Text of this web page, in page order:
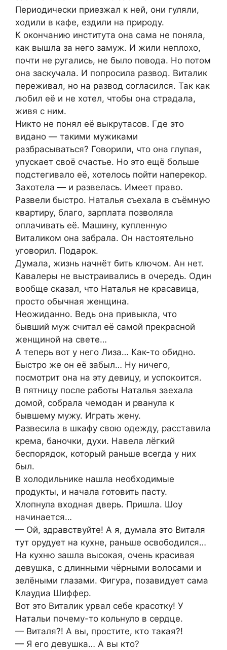
Периодически приезжал к ней, они гуляли,
ходили в кафе, ездили на природу.
К окончанию института она сама не поняла,
как вышла за него замуж. И жили неплохо,
почти не ругались, не было повода. Но потом
она заскучала. И попросила развод. Виталик
переживал, но на развод согласился. Так как
любил её и не хотел, чтобы она страдала,
живя с ним.
Никто не понял её выкрутасов. Где это
видано — такими мужиками
разбрасываться? Говорили, что она глупая,
упускает своё счастье. Но это ещё больше
подстегивало её, хотелось пойти наперекор.
Захотела — и развелась. Имеет право.
Развели быстро. Наталья съехала в съёмную
квартиру, благо, зарплата позволяла
оплачивать её. Машину, купленную
Виталиком она забрала. Он настоятельно
уговорил. Подарок.
Думала, жизнь начнёт бить ключом. Ан нет.
Кавалеры не выстраивались в очередь. Один
вообще сказал, что Наталья не красавица,
просто обычная женщина.
Неожиданно. Ведь она привыкла, что
бывший муж считал её самой прекрасной
женщиной на свете…
А теперь вот у него Лиза… Как-то обидно.
Быстро же он её забыл… Ну ничего,
посмотрит она на эту девицу, и успокоится.
В пятницу после работы Наталья заехала
домой, собрала чемодан и рванула к
бывшему мужу. Играть жену.
Развесила в шкафу свою одежду, расставила
крема, баночки, духи. Навела лёгкий
беспорядок, который раньше всегда у них
был.
В холодильнике нашла необходимые
продукты, и начала готовить пасту.
Хлопнула входная дверь. Пришла. Шоу
начинается…
— Ой, здравствуйте! А я, думала это Виталя
тут орудует на кухне, раньше освободился…
На кухню зашла высокая, очень красивая
девушка, с длинными чёрными волосами и
зелёными глазами. Фигура, позавидует сама
Клаудиа Шиффер.
Вот это Виталик урвал себе красотку! У
Натальи почему-то кольнуло в сердце.
— Виталя?! А вы, простите, кто такая?!
— Я его девушка… А вы кто?